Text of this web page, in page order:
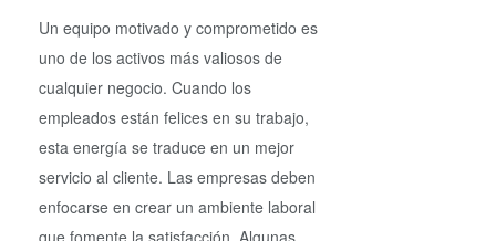
Un equipo motivado y comprometido es
uno de los activos más valiosos de
cualquier negocio. Cuando los
empleados están felices en su trabajo,
esta energía se traduce en un mejor
servicio al cliente. Las empresas deben
enfocarse en crear un ambiente laboral
que fomente la satisfacción. Algunas